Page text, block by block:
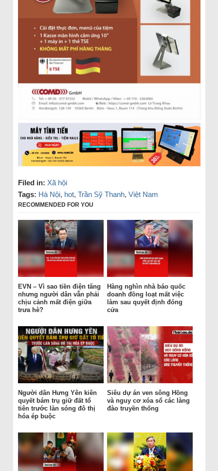
Filed in: Xã hội
Tags: Hà Nội, hot, Trần Sỹ Thanh, Việt Nam
RECOMMENDED FOR YOU
EVN – Vì sao tiền điện tăng
nhưng người dân vẫn phải
chịu cảnh mất điện giữa
trưa hè?
Hàng nghìn nhà báo quốc
doanh đồng loạt mất việc
làm sau quyết định đóng
cửa
Người dân Hưng Yên kiên
quyết bám trụ giữ đất tổ
tiên trước làn sóng đô thị
hóa ép buộc
Siêu dự án ven sông Hồng
và nguy cơ xóa sổ các làng
đào truyền thống